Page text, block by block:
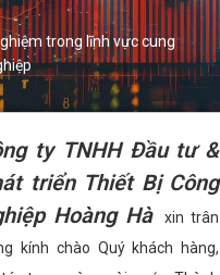
trong lĩnh vực cung
ty TNHH Đầu tư &
triển Thiết Bị Công
Hoàng Hà
xin trân
kính chào Quý khách hàng,